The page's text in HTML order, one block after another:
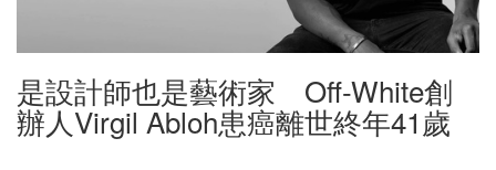
是設計師也是藝術家 Off-White創
辦人Virgil Abloh患癌離世終年41歲